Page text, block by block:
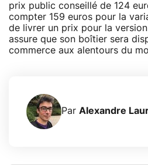
prix public conseillé de 124
compter 159 euros pour la
de livrer un prix pour la
assure que son boîtier sera
commerce aux alentours du
Par Alexandre